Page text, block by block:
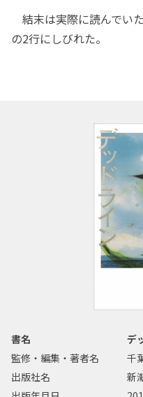
結末は実際に読んでい
の2行にしびれた。
書名
デ
監修・編集・著者名
千
出版社名
新